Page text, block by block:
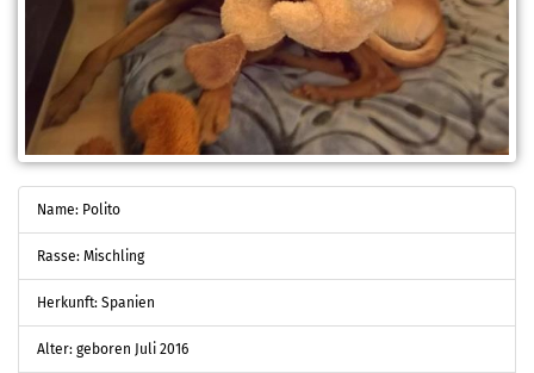
Name: Polito
Rasse: Mischling
Herkunft: Spanien
Alter: geboren Juli 2016